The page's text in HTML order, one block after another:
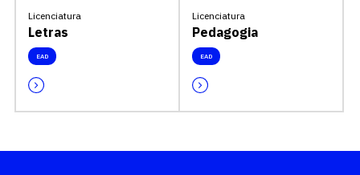
Licenciatura
Letras
EAD
Licenciatura
Pedagogia
EAD
Escolha a vaga que você